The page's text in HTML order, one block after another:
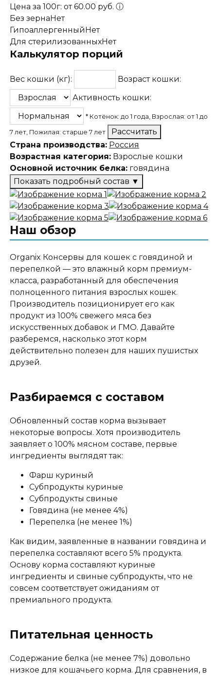
Цена за 100г: от 60.00 руб. ⓘ
Без зернаНет
ГипоаллергенныйНет
Для стерилизованныхНет
Калькулятор порций
Вес кошки (кг):
Возраст кошки:
Активность кошки:
* Котёнок: до 1 года, Взрослая: от 1 до
7 лет, Пожилая: старше 7 лет
Рассчитать
Страна производства: Россия
Возрастная категория: Взрослые кошки
Основной источник белка: говядина
Показать подробный состав ▼
Состав корма
фарш куриный, субпродукты куриные,
субпродукты свиные, говядина (не менее 4%),
перепелка (не менее 1%), рис, масло
растительное, животный белок, мясокостная
мука, желирующая добавка, крахмал, плазма
крови, вода
Аналитический состав
белок - не менее 7,0%, жир - не более 15,0%,
витамин А - 2000 МЕ, витамин D - 200 МЕ,
витамин Е - 3,5 МЕ, кальций - 120 мг, фосфор -
100 мг
Дополнительные ингредиенты
витамины A, D, E, кальций, фосфор
Пищевая ценность
Белок (%)
Жир (%)
15
Калорийность (ккал/100г)163
Наш обзор
Organix Консервы для кошек с говядиной и
перепелкой — это влажный корм премиум-
класса, разработанный для обеспечения
полноценного питания взрослых кошек.
Производитель позиционирует его как
продукт из 100% свежего мяса без
искусственных добавок и ГМО. Давайте
разберемся, насколько этот корм
действительно полезен для наших пушистых
друзей.
Разбираемся с составом
Обновленный состав корма вызывает
некоторые вопросы. Хотя производитель
заявляет о 100% мясном составе, первые
ингредиенты выглядят так:
Фарш куриный
Субпродукты куриные
Субпродукты свиные
Говядина (не менее 4%)
Перепелка (не менее 1%)
Как видим, заявленные в названии говядина и
перепелка составляют всего 5% продукта.
Основу корма составляют куриные
ингредиенты и свиные субпродукты, что не
совсем соответствует ожиданиям от
премиального продукта.
Питательная ценность
Содержание белка (не менее 7%) довольно
низкое для кошачьего корма. Для сравнения, в